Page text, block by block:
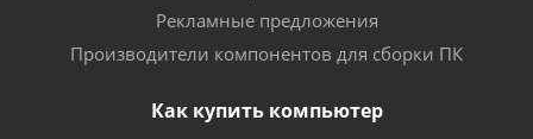
Рекламные предложения
Производители компонентов для сборки ПК
Как купить компьютер